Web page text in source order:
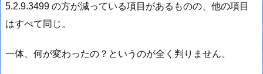
5.2.9.3499 の方が減っている項目があるものの、他の項目
はすべて同じ。
一体、何が変わったの？というのが全く判りません。